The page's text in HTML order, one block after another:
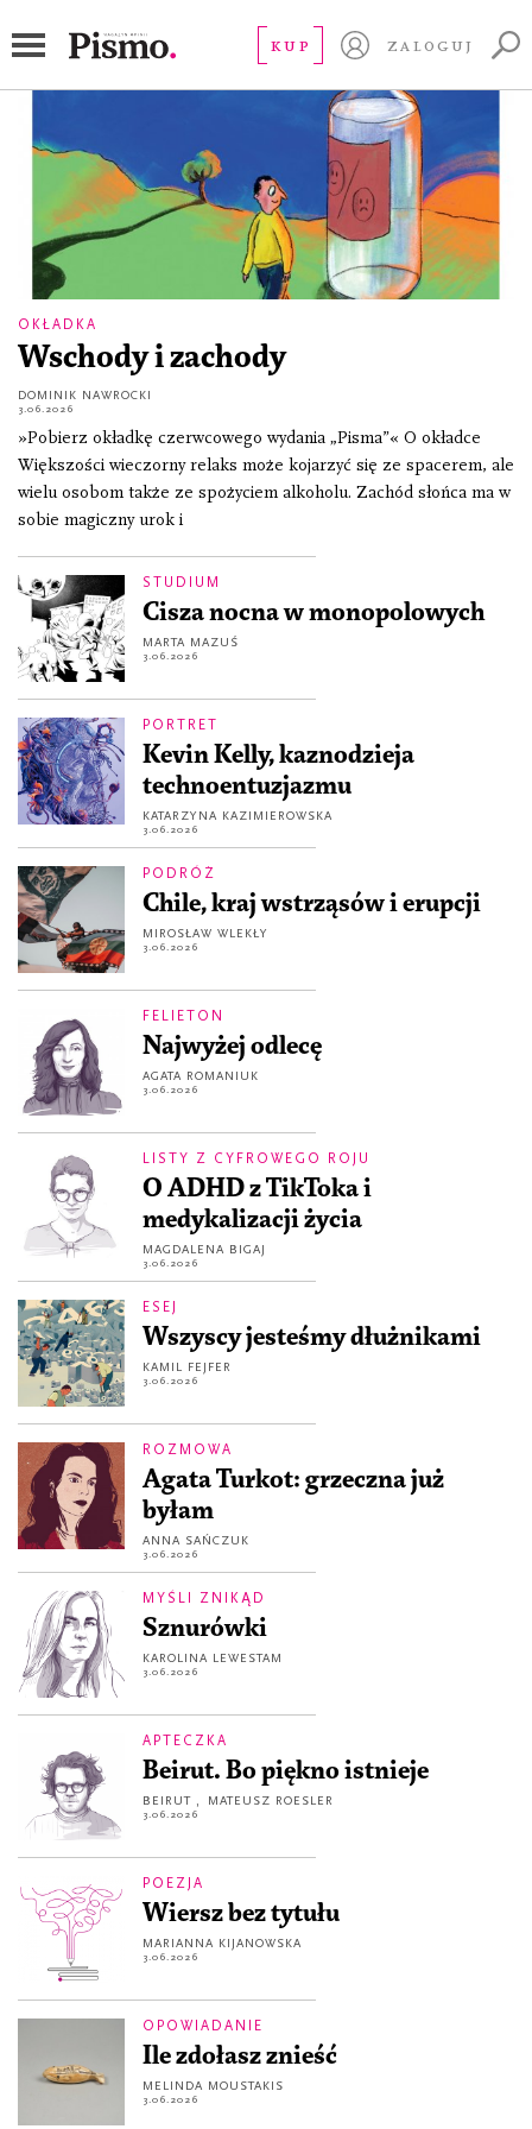
KUP ZALOGUJ
OKŁADKA
Wschody i zachody
DOMINIK NAWROCKI
3.06.2026
»Pobierz okładkę czerwcowego wydania „Pisma”« O okładce
Większości wieczorny relaks może kojarzyć się ze spacerem, ale
wielu osobom także ze spożyciem alkoholu. Zachód słońca ma w
sobie magiczny urok i
STUDIUM
Cisza nocna w monopolowych
MARTA MAZUŚ
3.06.2026
PORTRET
Kevin Kelly, kaznodzieja
technoentuzjazmu
KATARZYNA KAZIMIEROWSKA
3.06.2026
PODRÓŻ
Chile, kraj wstrząsów i erupcji
MIROSŁAW WLEKŁY
3.06.2026
FELIETON
Najwyżej odlecę
AGATA ROMANIUK
3.06.2026
LISTY Z CYFROWEGO ROJU
O ADHD z TikToka i
medykalizacji życia
MAGDALENA BIGAJ
3.06.2026
ESEJ
Wszyscy jesteśmy dłużnikami
KAMIL FEJFER
3.06.2026
ROZMOWA
Agata Turkot: grzeczna już
byłam
ANNA SAŃCZUK
3.06.2026
MYŚLI ZNIKĄD
Sznurówki
KAROLINA LEWESTAM
3.06.2026
APTECZKA
Beirut. Bo piękno istnieje
BEIRUT , MATEUSZ ROESLER
3.06.2026
POEZJA
Wiersz bez tytułu
MARIANNA KIJANOWSKA
3.06.2026
OPOWIADANIE
Ile zdołasz znieść
MELINDA MOUSTAKIS
3.06.2026